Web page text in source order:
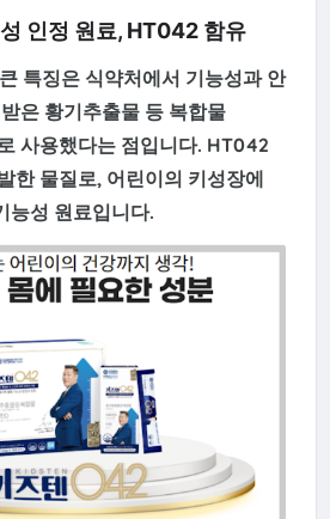
인정 원료, HT042 함유
특징은 식약처에서 기능성과 안
은 황기추출물 등 복합물
사용했다는 점입니다. HT042
한 물질로, 어린이의 키성장에
능성 원료입니다.